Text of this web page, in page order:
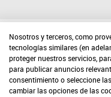
Nosotros y terceros, como
tecnologías similares (en
proteger nuestros servicios,
para publicar anuncios
consentimiento o seleccione
cambiar las opciones de las